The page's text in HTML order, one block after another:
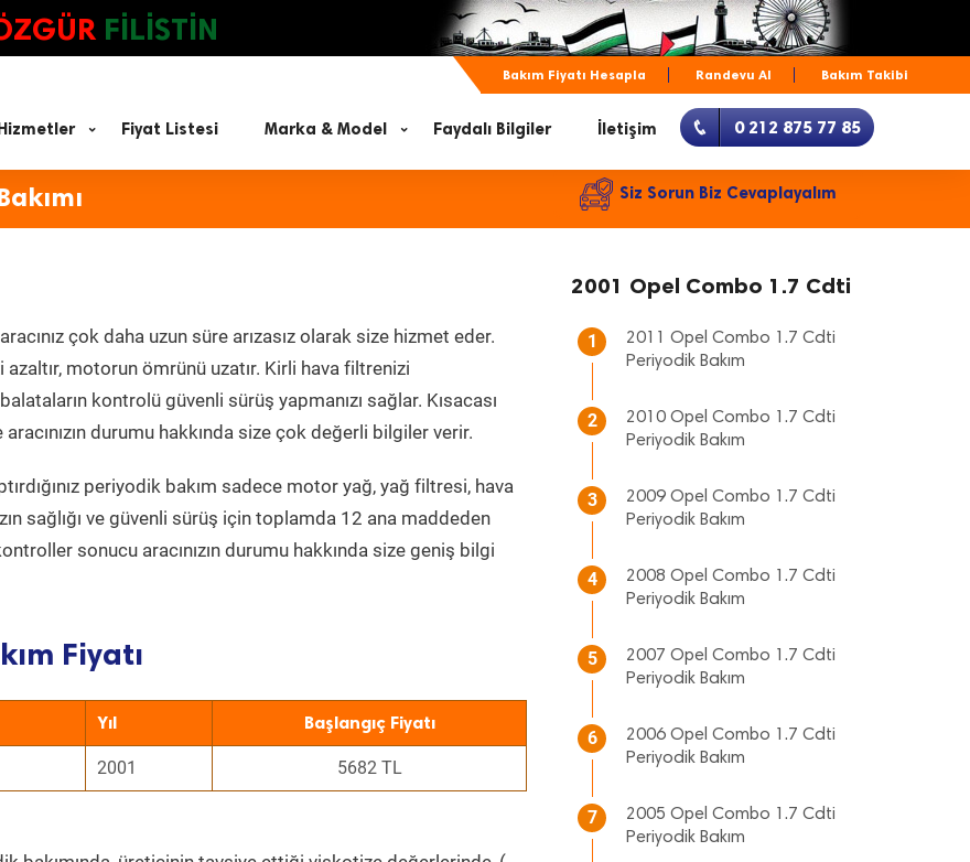
FİLİSTİN
Bakım Fiyatı Hesapla Randevu Al Bakım Takibi
Fiyat Listesi Marka & Model Faydalı Bilgiler İletişim 0 212 875 77 85
Siz Sorun Biz Cevaplayalım
aracınız çok daha uzun süre arızasız olarak size hizmet eder.
motorun ömrünü uzatır. Kirli hava filtrenizi
kontrolü güvenli sürüş yapmanızı sağlar. Kısacası
durumu hakkında size çok değerli bilgiler verir.
periyodik bakım sadece motor yağ, yağ filtresi, hava
sağlığı ve güvenli sürüş için toplamda 12 ana maddeden
sonucu aracınızın durumu hakkında size geniş bilgi
Fiyatı
Yıl Başlangıç Fiyatı
2001 5682 TL
2001 Opel Combo 1.7 Cdti
1
2011 Opel Combo 1.7 Cdti
Periyodik Bakım
2
2010 Opel Combo 1.7 Cdti
Periyodik Bakım
3
2009 Opel Combo 1.7 Cdti
Periyodik Bakım
4
2008 Opel Combo 1.7 Cdti
Periyodik Bakım
5
2007 Opel Combo 1.7 Cdti
Periyodik Bakım
6
2006 Opel Combo 1.7 Cdti
Periyodik Bakım
7
2005 Opel Combo 1.7 Cdti
Periyodik Bakım